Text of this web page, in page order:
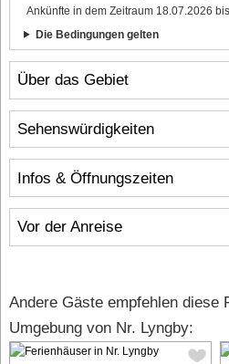
Über das Gebiet
Infos & Öffnungszeiten
Vor der Anreise
Ankünfte in dem Zeitraum 18.07.2026
Die Bedingungen gelten
Sehenswürdigkeiten
Andere Gäste empfehlen diese
Umgebung von Nr. Lyngby: